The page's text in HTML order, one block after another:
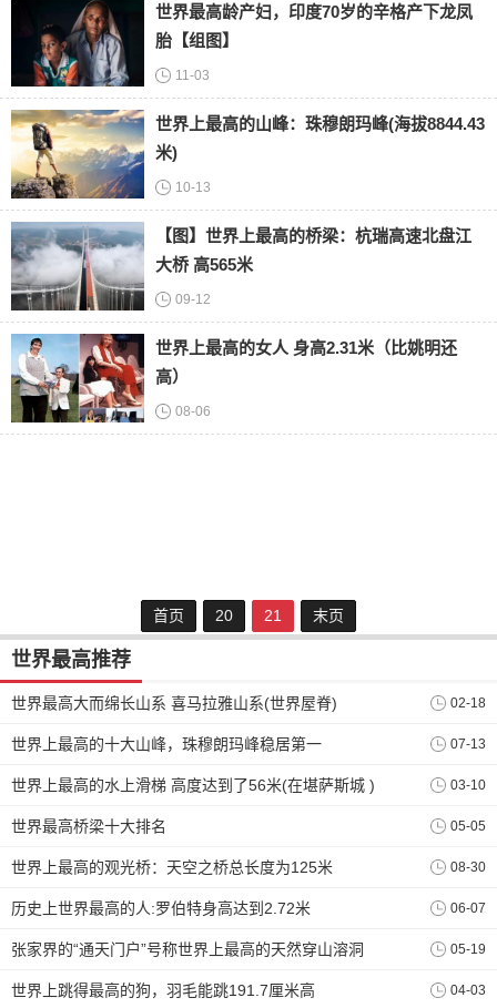
世界最高龄产妇，印度70岁的辛格产下龙凤
胎【组图】
11-03
世界上最高的山峰：珠穆朗玛峰(海拔8844.43
米)
10-13
【图】世界上最高的桥梁：杭瑞高速北盘江
大桥 高565米
09-12
世界上最高的女人 身高2.31米（比姚明还
高）
08-06
首页 20 21 末页
世界最高推荐
世界最高大而绵长山系 喜马拉雅山系(世界屋脊) 02-18
世界上最高的十大山峰，珠穆朗玛峰稳居第一 07-13
世界上最高的水上滑梯 高度达到了56米(在堪萨斯城 ) 03-10
世界最高桥梁十大排名 05-05
世界上最高的观光桥：天空之桥总长度为125米 08-30
历史上世界最高的人:罗伯特身高达到2.72米 06-07
张家界的“通天门户”号称世界上最高的天然穿山溶洞 05-19
世界上跳得最高的狗，羽毛能跳191.7厘米高 04-03